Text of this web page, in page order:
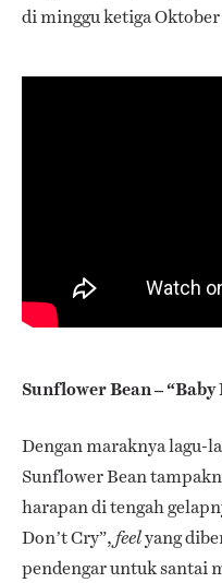
di minggu ketiga
Sunflower Bean – “Baby
Dengan maraknya lagu-
Sunflower Bean
harapan di tengah
Don’t Cry”, feelyang
pendengar untuk santai